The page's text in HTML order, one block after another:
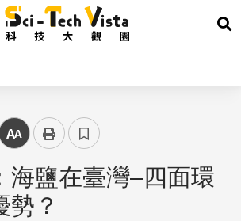
展
中
海鹽在臺灣–四面環
勢？